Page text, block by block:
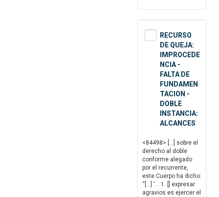
RECURSO
DE QUEJA:
IMPROCEDE
NCIA -
FALTA DE
FUNDAMEN
TACION -
DOBLE
INSTANCIA:
ALCANCES
<84498> […] sobre el
derecho al doble
conforme alegado
por el recurrente,
este Cuerpo ha dicho:
“[…] ‘… 1. [] expresar
agravios es ejercer el